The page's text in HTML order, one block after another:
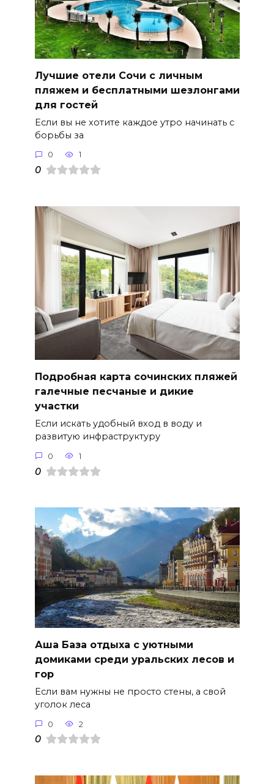
Лучшие отели Сочи с личным
пляжем и бесплатными шезлонгами
для гостей
Если вы не хотите каждое утро начинать с
борьбы за
0 1
0
Подробная карта сочинских пляжей
галечные песчаные и дикие
участки
Если искать удобный вход в воду и
развитую инфраструктуру
0 1
0
Аша База отдыха с уютными
домиками среди уральских лесов и
гор
Если вам нужны не просто стены, а свой
уголок леса
0 2
0